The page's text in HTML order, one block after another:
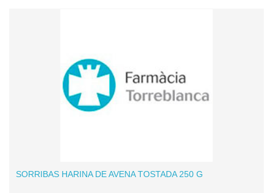
SORRIBAS HARINA DE AVENA TOSTADA 250 G